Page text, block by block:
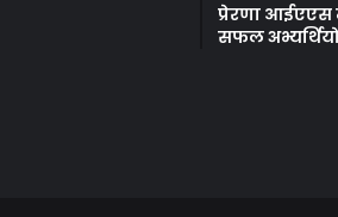
प्रेरणा आईएएस
सफल